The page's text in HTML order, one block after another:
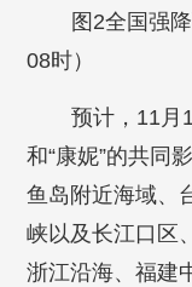
图2全国强
08时）
预计，11月
和“康妮”的共同
鱼岛附近海域、
峡以及长江口区
浙江沿海、福建